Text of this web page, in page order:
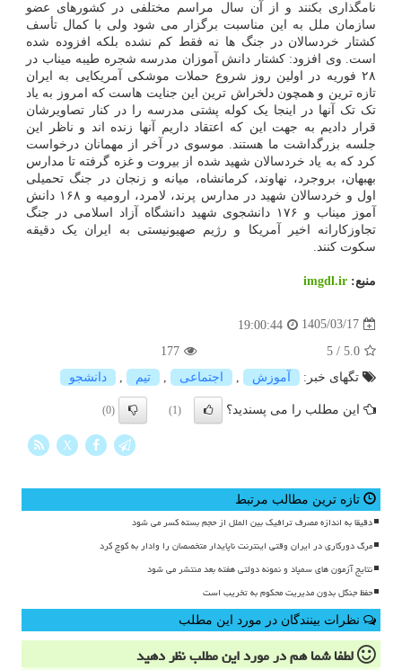
نامگذاری بکنند و از آن سال مراسم مختلفی در کشورهای عضو
سازمان ملل به این مناسبت برگزار می شود ولی با کمال تأسف
کشتار خردسالان در جنگ ها نه فقط کم نشده بلکه افزوده شده
است. وی افزود: کشتار دانش آموزان مدرسه شجره طیبه میناب در
۲۸ فوریه در اولین روز شروع حملات موشکی آمریکایی به ایران
تازه ترین و همچون دلخراش ترین این جنایت هاست که امروز به یاد
تک تک آنها در اینجا یک کوله پشتی مدرسه را در کنار تصاویرشان
قرار دادیم به جهت این که اعتقاد داریم آنها زنده اند و ناظر این
جلسه بزرگداشت ما هستند. موسوی در آخر از مهمانان درخواست
کرد که به یاد خردسالان شهید شده از بیروت و غزه گرفته تا مدارس
بهبهان، بروجرد، نهاوند، کرمانشاه، میانه و زنجان در جنگ تحمیلی
اول و خردسالان شهید در مدارس پرند، لامرد، ارومیه و ۱۶۸ دانش
آموز میناب و ۱۷۶ دانشجوی شهید دانشگاه آزاد اسلامی در جنگ
تجاوزکارانه اخیر آمریکا و رژیم صهیونیستی به ایران یک دقیقه
سکوت کنند.
منبع: imgdl.ir
1405/03/17
19:00:44
5.0
/
5
177
تگهای خبر:
آموزش اجتماعی تیم دانشجو
این مطلب را می پسندید؟ (1)
(0)
X
تازه ترین مطالب مرتبط
دقیقا به اندازه مصرف ترافیک بین الملل از حجم بسته کسر می شود
مرگ دورکاری در ایران وقتی اینترنت ناپایدار متخصصان را وادار به کوچ کرد
نتایج آزمون های سمپاد و نمونه دولتی هفته بعد منتشر می شود
حفظ جنگل بدون مدیریت محکوم به تخریب است
نظرات بینندگان در مورد این مطلب
لطفا شما همدر مورد این مطلبنظر دهید